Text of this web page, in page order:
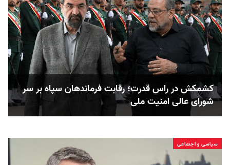
کشمکش در راس قدرت؛ رقابت فرماندهان سپاه بر سر
شورای عالی امنیت ملی
سیاسی و اجتماعی